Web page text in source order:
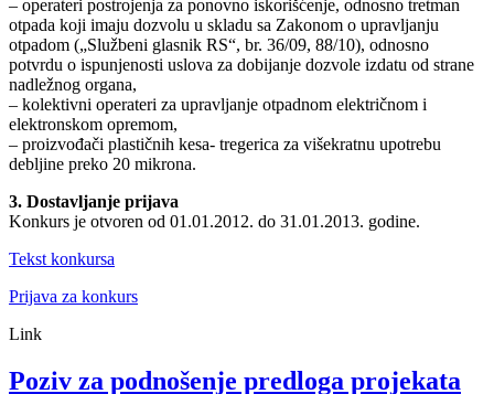
– operateri postrojenja za ponovno iskorišćenje, odnosno tretman
otpada koji imaju dozvolu u skladu sa Zakonom o upravljanju
otpadom („Službeni glasnik RS“, br. 36/09, 88/10), odnosno
potvrdu o ispunjenosti uslova za dobijanje dozvole izdatu od strane
nadležnog organa,
– kolektivni operateri za upravljanje otpadnom električnom i
elektronskom opremom,
– proizvođači plastičnih kesa- tregerica za višekratnu upotrebu
debljine preko 20 mikrona.
3. Dostavljanje prijava
Konkurs je otvoren od 01.01.2012. do 31.01.2013. godine.
Tekst konkursa
Prijava za konkurs
Link
Poziv za podnošenje predloga projekata